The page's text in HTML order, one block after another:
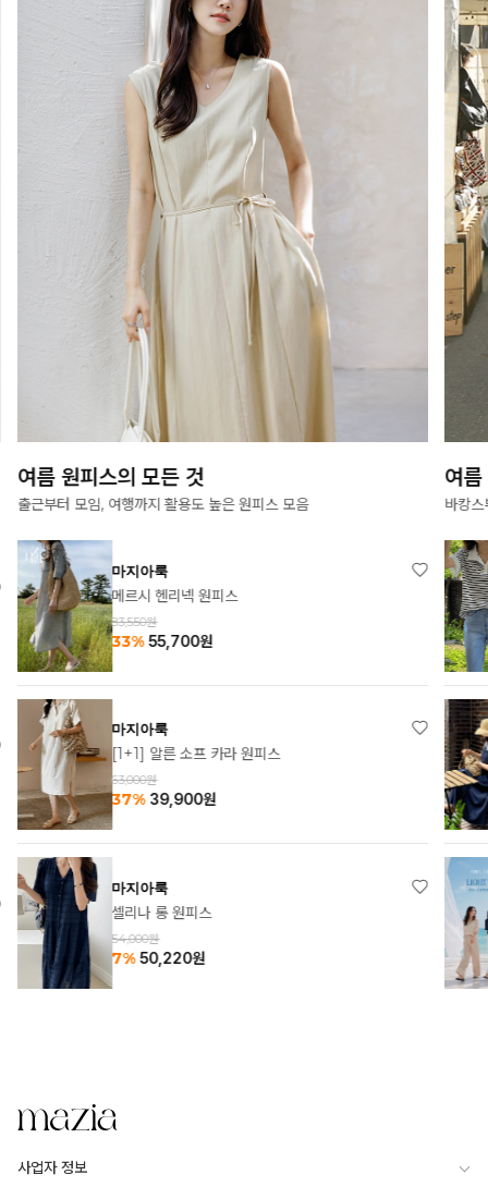
여름 원피스의 모든 것
출근부터 모임, 여행까지 활용도 높은 원피스 모음
마지아룩
메르시 헨리넥 원피스
83,550원
33% 55,700원
마지아룩
[1+1] 알른 소프 카라 원피스
63,000원
37% 39,900원
마지아룩
셀리나 롱 원피스
54,000원
7% 50,220원
여
바캉
사업자 정보